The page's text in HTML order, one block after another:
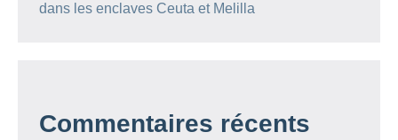
dans les enclaves Ceuta et Melilla
Commentaires récents